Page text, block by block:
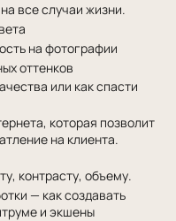
все случаи жизни.
на фотографии
оттенков
или как спасти
которая позволит
на клиента.
контрасту, объему.
— как создавать
и экшены